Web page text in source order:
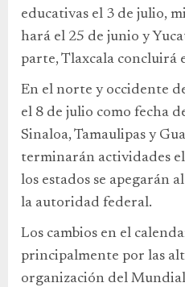
educativas el 3 de julio,
hará el 25 de junio y
parte, Tlaxcala concluirá
En el norte y occidente
el 8 de julio como fecha
Sinaloa, Tamaulipas y
terminarán actividades
los estados se apegarán
la autoridad federal.
Los cambios en el
principalmente por las
organización del